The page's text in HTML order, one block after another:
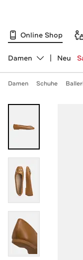
Online Shop
Abteilung ändern,
Damen Neu
Damen Schuhe